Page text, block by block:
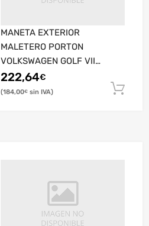
MANETA EXTERIOR
MALETERO PORTON
VOLKSWAGEN GOLF VII
VARIANT BV5 EDITION BMT
222,64€
184,00€